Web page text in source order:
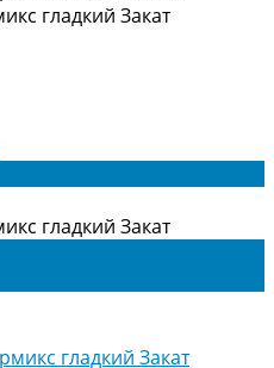
гладкий Закат
гладкий Закат